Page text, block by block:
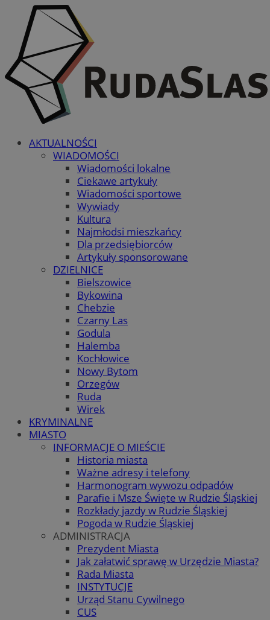
AKTUALNOŚCI
WIADOMOŚCI
Wiadomości lokalne
Ciekawe artykuły
Wiadomości sportowe
Wywiady
Kultura
Najmłodsi mieszkańcy
Dla przedsiębiorców
Artykuły sponsorowane
DZIELNICE
Bielszowice
Bykowina
Chebzie
Czarny Las
Godula
Halemba
Kochłowice
Nowy Bytom
Orzegów
Ruda
Wirek
KRYMINALNE
MIASTO
INFORMACJE O MIEŚCIE
Historia miasta
Ważne adresy i telefony
Harmonogram wywozu odpadów
Parafie i Msze Święte w Rudzie Śląskiej
Rozkłady jazdy w Rudzie Śląskiej
Pogoda w Rudzie Śląskiej
ADMINISTRACJA
Prezydent Miasta
Jak załatwić sprawę w Urzędzie Miasta?
Rada Miasta
INSTYTUCJE
Urząd Stanu Cywilnego
CUS